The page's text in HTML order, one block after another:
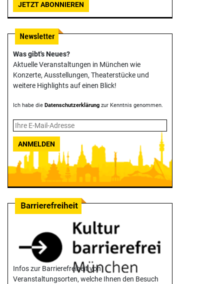
JETZT ABONNIEREN
Was gibt's Neues?
Aktuelle Veranstaltungen in München wie
Konzerte, Ausstellungen, Theater­stücke und
weitere Highlights auf einen Blick!
Ich habe die Datenschutzerklärung zur Kenntnis genommen.
ANMELDEN
Infos zur Barrierefreiheit von
Veranstaltungsorten, welche Ihnen den Besuch